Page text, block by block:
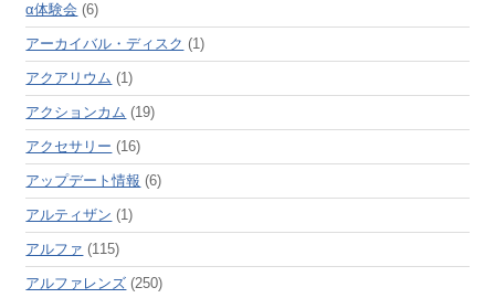
α体験会 (6)
アーカイバル・ディスク (1)
アクアリウム (1)
アクションカム (19)
アクセサリー (16)
アップデート情報 (6)
アルティザン (1)
アルファ (115)
アルファレンズ (250)